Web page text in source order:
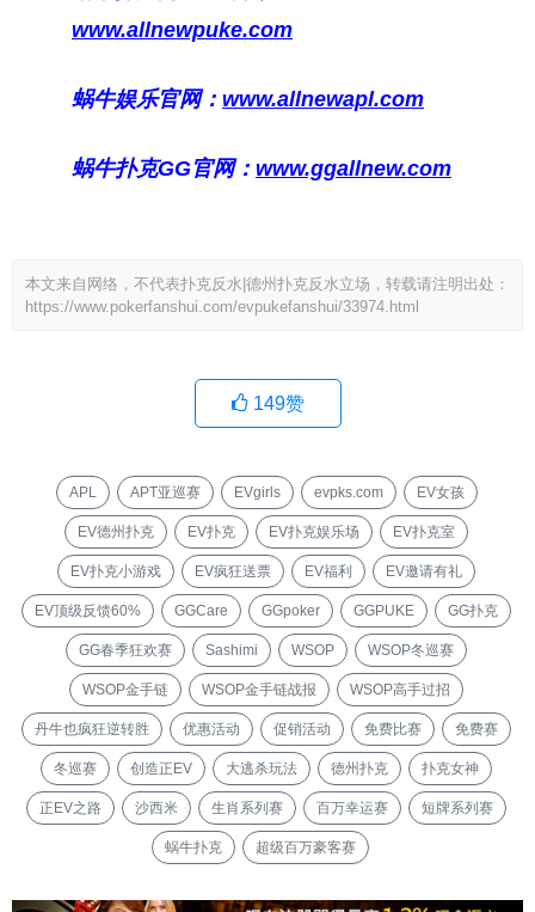
www.allnewpuke.com
蜗牛娱乐官网： www.allnewapl.com
蜗牛扑克GG官网： www.ggallnew.com
本文来自网络，不代表扑克反水|德州扑克反水立场，转载请注明出处：
https://www.pokerfanshui.com/evpukefanshui/33974.html
149赞
APL APT亚巡赛 EVgirls evpks.com EV女孩
EV德州扑克 EV扑克 EV扑克娱乐场 EV扑克室
EV扑克小游戏 EV疯狂送票 EV福利 EV邀请有礼
EV顶级反馈60% GGCare GGpoker GGPUKE GG扑克
GG春季狂欢赛 Sashimi WSOP WSOP冬巡赛
WSOP金手链 WSOP金手链战报 WSOP高手过招
丹牛也疯狂逆转胜 优惠活动 促销活动 免费比赛 免费赛
冬巡赛 创造正EV 大逃杀玩法 德州扑克 扑克女神
正EV之路 沙西米 生肖系列赛 百万幸运赛 短牌系列赛
蜗牛扑克 超级百万豪客赛